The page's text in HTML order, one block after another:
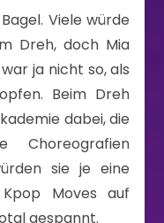
Viele würde
Dreh, doch Mia
ja nicht so, als
Beim Dreh
dabei, die
sie je eine
Moves auf
gespannt.